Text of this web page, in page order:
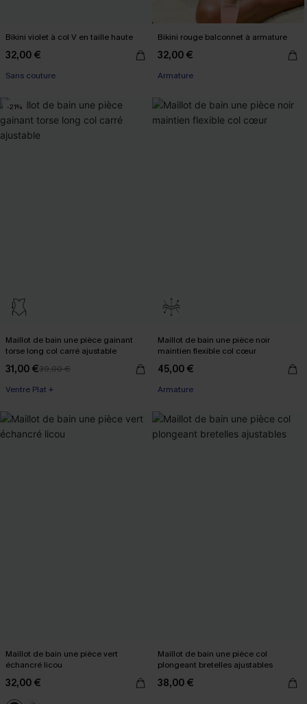
Bikini violet à col V en taille haute
32,00 €
Sans couture
Bikini rouge balconnet à armature
32,00 €
Armature
-21%
Maillot de bain une pièce gainant
torse long col carré ajustable
31,00 €39,00 €
Ventre Plat +
Maillot de bain une pièce noir
maintien flexible col cœur
45,00 €
Armature
Maillot de bain une pièce vert
échancré licou
32,00 €
Maillot de bain une pièce col
plongeant bretelles ajustables
38,00 €